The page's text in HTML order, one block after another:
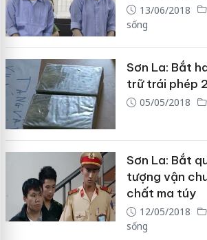
13/06/2018
sống
Sơn La: Bắt
trữ trái phép
05/05/2018
Sơn La: Bắt
tượng vận
chất ma túy
12/05/2018
sống